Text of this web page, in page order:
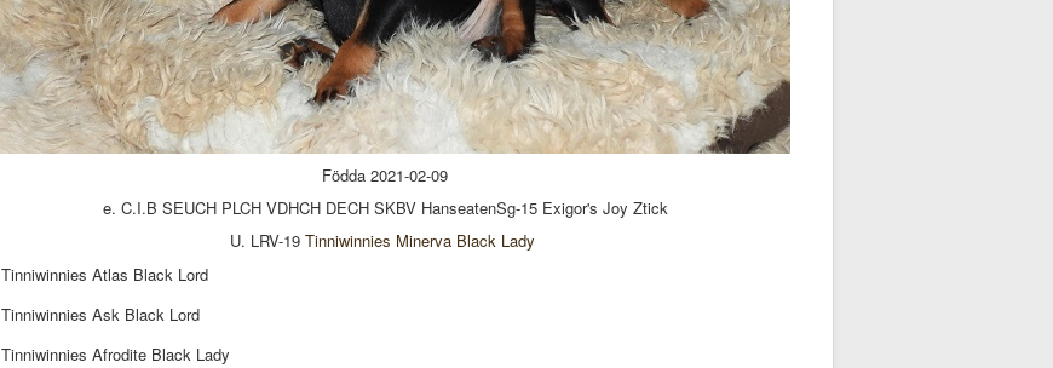
Födda 2021-02-09
e. C.I.B SEUCH PLCH VDHCH DECH SKBV HanseatenSg-15 Exigor's Joy Ztick
U. LRV-19 Tinniwinnies Minerva Black Lady
Tinniwinnies Atlas Black Lord
Tinniwinnies Ask Black Lord
Tinniwinnies Afrodite Black Lady